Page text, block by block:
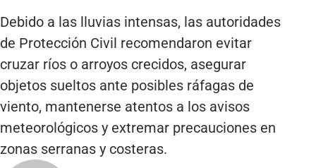
Debido a las lluvias intensas, las autoridades
de Protección Civil recomendaron evitar
cruzar ríos o arroyos crecidos, asegurar
objetos sueltos ante posibles ráfagas de
viento, mantenerse atentos a los avisos
meteorológicos y extremar precauciones en
zonas serranas y costeras.